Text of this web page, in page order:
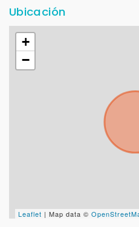
Ubicación
+
−
Leaflet | Map data ©